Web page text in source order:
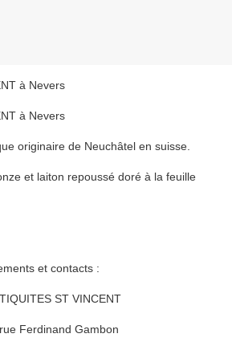
originaire de Neuchâtel en suisse.
et laiton repoussé doré à la feuille
et contacts :
ST VINCENT
Ferdinand Gambon